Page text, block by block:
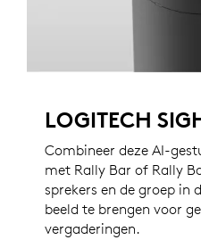
LOGITECH
Combineer deze AI-
met Rally Bar of Rally
sprekers en de groep in
beeld te brengen voor
vergaderingen.